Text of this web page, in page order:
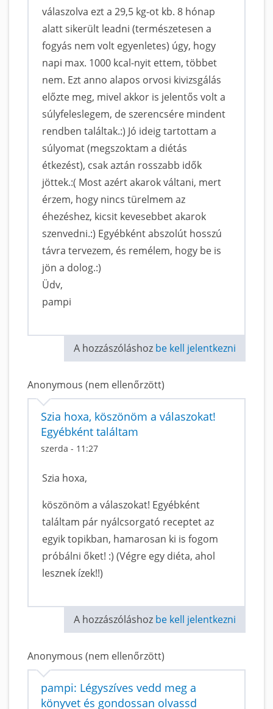
válaszolva ezt a 29,5 kg-ot kb. 8 hónap
alatt sikerült leadni (természetesen a
fogyás nem volt egyenletes) úgy, hogy
napi max. 1000 kcal-nyit ettem, többet
nem. Ezt anno alapos orvosi kivizsgálás
előzte meg, mivel akkor is jelentős volt a
súlyfeleslegem, de szerencsére mindent
rendben találtak.:) Jó ideig tartottam a
súlyomat (megszoktam a diétás
étkezést), csak aztán rosszabb idők
jöttek.:( Most azért akarok váltani, mert
érzem, hogy nincs türelmem az
éhezéshez, kicsit kevesebbet akarok
szenvedni.:) Egyébként abszolút hosszú
távra tervezem, és remélem, hogy be is
jön a dolog.:)
Üdv,
pampi
A hozzászóláshoz be kell jelentkezni
Anonymous (nem ellenőrzött)
Szia hoxa, köszönöm a válaszokat!
Egyébként találtam
szerda - 11:27
Szia hoxa,
köszönöm a válaszokat! Egyébként
találtam pár nyálcsorgató receptet az
egyik topikban, hamarosan ki is fogom
próbálni őket! :) (Végre egy diéta, ahol
lesznek ízek!!)
A hozzászóláshoz be kell jelentkezni
Anonymous (nem ellenőrzött)
pampi: Légyszíves vedd meg a
könyvet és gondossan olvassd